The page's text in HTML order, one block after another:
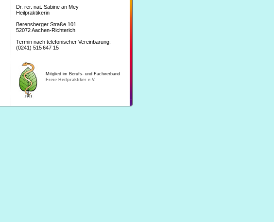
Dr. rer. nat. Sabine an Mey
Heilpraktikerin
Berensberger Straße 101
52072 Aachen-Richterich
Termin nach telefonischer Vereinbarung:
(0241) 515 647 15
Mitglied im Berufs- und Fachverband
Freie Heilpraktiker e.V.